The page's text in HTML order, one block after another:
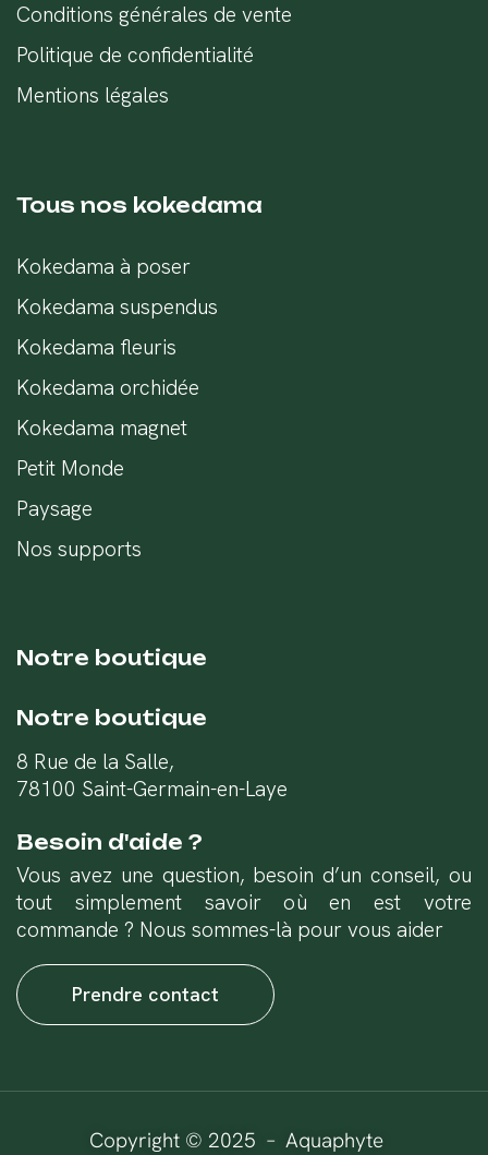
Conditions générales de vente
Politique de confidentialité
Mentions légales
Tous nos kokedama
Kokedama à poser
Kokedama suspendus
Kokedama fleuris
Kokedama orchidée
Kokedama magnet
Petit Monde
Paysage
Nos supports
Notre boutique
Notre boutique
8 Rue de la Salle,
78100 Saint-Germain-en-Laye
Besoin d'aide ?
Vous avez une question, besoin d’un conseil, ou
tout simplement savoir où en est votre
commande ? Nous sommes-là pour vous aider
Prendre contact
Copyright © 2025 – Aquaphyte